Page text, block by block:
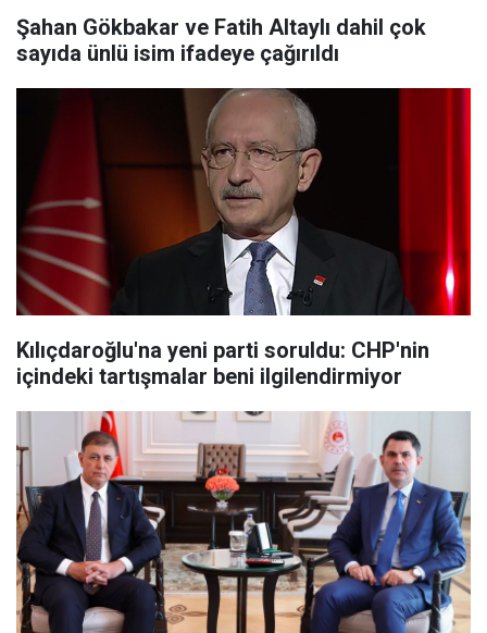
Şahan Gökbakar ve Fatih Altaylı dahil çok
sayıda ünlü isim ifadeye çağırıldı
Kılıçdaroğlu'na yeni parti soruldu: CHP'nin
içindeki tartışmalar beni ilgilendirmiyor